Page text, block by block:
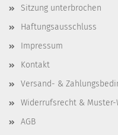
Sitzung unterbrochen
Haftungsausschluss
Impressum
Kontakt
Versand- &
Widerrufsrecht &
AGB